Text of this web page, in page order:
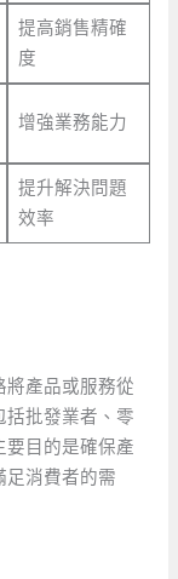
提高銷售精確
度
增強業務能力
提升解決問題
效率
將產品或服務從
括批發業者、零
要目的是確保產
足消費者的需